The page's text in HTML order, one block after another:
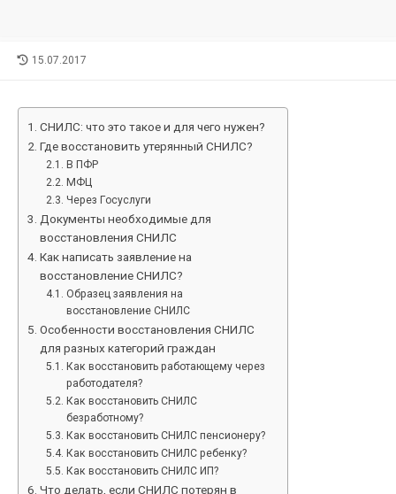
LAST
15.07.2017
СНИЛС: что это такое и для чего нужен?
Где восстановить утерянный СНИЛС?
В ПФР
МФЦ
Через Госуслуги
Документы необходимые для
восстановления СНИЛС
Как написать заявление на
восстановление СНИЛС?
Образец заявления на
восстановление СНИЛС
Особенности восстановления СНИЛС
для разных категорий граждан
Как восстановить работающему через
работодателя?
Как восстановить СНИЛС
безработному?
Как восстановить СНИЛС пенсионеру?
Как восстановить СНИЛС ребенку?
Как восстановить СНИЛС ИП?
Что делать, если СНИЛС потерян в